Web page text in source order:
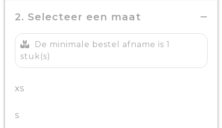
2. Selecteer een maat
De minimale bestel afname is 1
stuk(s)
XS
S